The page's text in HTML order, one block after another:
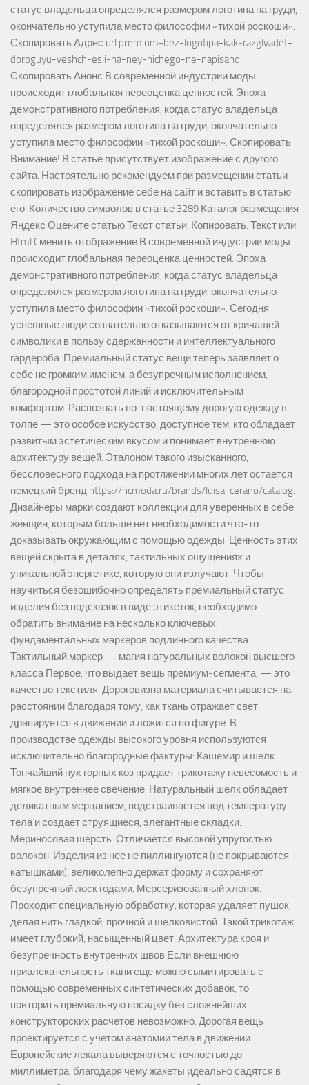
статус владельца определялся размером логотипа на груди,
окончательно уступила место философии «тихой роскоши».
Скопировать Адрес url premium-bez-logotipa-kak-razglyadet-
doroguyu-veshch-esli-na-ney-nichego-ne-napisano
Скопировать Анонс В современной индустрии моды
происходит глобальная переоценка ценностей. Эпоха
демонстративного потребления, когда статус владельца
определялся размером логотипа на груди, окончательно
уступила место философии «тихой роскоши». Скопировать
Внимание! В статье присутствует изображение с другого
сайта. Настоятельно рекомендуем при размещении статьи
скопировать изображение себе на сайт и вставить в статью
его. Количество символов в статье 3289 Каталог размещения
Яндекс Оцените статью Текст статьи: Копировать: Текст или
Html Cменить отображение В современной индустрии моды
происходит глобальная переоценка ценностей. Эпоха
демонстративного потребления, когда статус владельца
определялся размером логотипа на груди, окончательно
уступила место философии «тихой роскоши». Сегодня
успешные люди сознательно отказываются от кричащей
символики в пользу сдержанности и интеллектуального
гардероба. Премиальный статус вещи теперь заявляет о
себе не громким именем, а безупречным исполнением,
благородной простотой линий и исключительным
комфортом. Распознать по-настоящему дорогую одежду в
толпе — это особое искусство, доступное тем, кто обладает
развитым эстетическим вкусом и понимает внутреннюю
архитектуру вещей. Эталоном такого изысканного,
бессловесного подхода на протяжении многих лет остается
немецкий бренд https://hcmoda.ru/brands/luisa-cerano/catalog.
Дизайнеры марки создают коллекции для уверенных в себе
женщин, которым больше нет необходимости что-то
доказывать окружающим с помощью одежды. Ценность этих
вещей скрыта в деталях, тактильных ощущениях и
уникальной энергетике, которую они излучают. Чтобы
научиться безошибочно определять премиальный статус
изделия без подсказок в виде этикеток, необходимо
обратить внимание на несколько ключевых,
фундаментальных маркеров подлинного качества.
Тактильный маркер — магия натуральных волокон высшего
класса Первое, что выдает вещь премиум-сегмента, — это
качество текстиля. Дороговизна материала считывается на
расстоянии благодаря тому, как ткань отражает свет,
драпируется в движении и ложится по фигуре. В
производстве одежды высокого уровня используются
исключительно благородные фактуры: Кашемир и шелк.
Тончайший пух горных коз придает трикотажу невесомость и
мягкое внутреннее свечение. Натуральный шелк обладает
деликатным мерцанием, подстраивается под температуру
тела и создает струящиеся, элегантные складки.
Мериносовая шерсть. Отличается высокой упругостью
волокон. Изделия из нее не пиллингуются (не покрываются
катышками), великолепно держат форму и сохраняют
безупречный лоск годами. Мерсеризованный хлопок.
Проходит специальную обработку, которая удаляет пушок,
делая нить гладкой, прочной и шелковистой. Такой трикотаж
имеет глубокий, насыщенный цвет. Архитектура кроя и
безупречность внутренних швов Если внешнюю
привлекательность ткани еще можно сымитировать с
помощью современных синтетических добавок, то
повторить премиальную посадку без сложнейших
конструкторских расчетов невозможно. Дорогая вещь
проектируется с учетом анатомии тела в движении.
Европейские лекала выверяются с точностью до
миллиметра, благодаря чему жакеты идеально садятся в